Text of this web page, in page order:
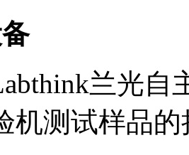
兰光自
机测试样品